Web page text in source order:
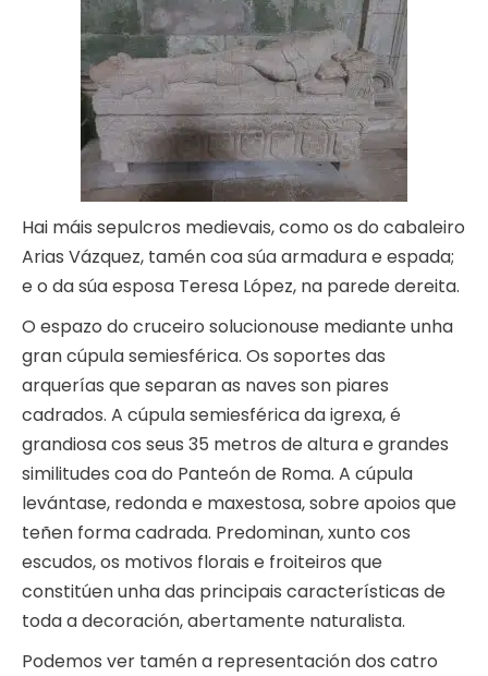
Hai máis sepulcros medievais, como os do cabaleiro
Arias Vázquez, tamén coa súa armadura e espada;
e o da súa esposa Teresa López, na parede dereita.
O espazo do cruceiro solucionouse mediante unha
gran cúpula semiesférica. Os soportes das
arquerías que separan as naves son piares
cadrados. A cúpula semiesférica da igrexa, é
grandiosa cos seus 35 metros de altura e grandes
similitudes coa do Panteón de Roma. A cúpula
levántase, redonda e maxestosa, sobre apoios que
teñen forma cadrada. Predominan, xunto cos
escudos, os motivos florais e froiteiros que
constitúen unha das principais características de
toda a decoración, abertamente naturalista.
Podemos ver tamén a representación dos catro